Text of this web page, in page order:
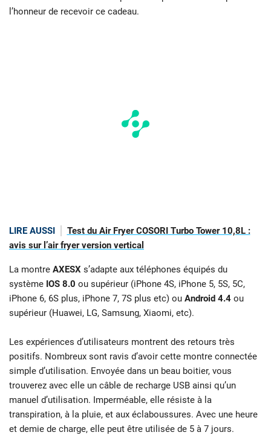
l’honneur de recevoir ce cadeau.
LIRE AUSSI
Test du Air Fryer COSORI Turbo Tower 10,8L :
avis sur l’air fryer version vertical
La montre AXESX s’adapte aux téléphones équipés du
système IOS 8.0 ou supérieur (iPhone 4S, iPhone 5, 5S, 5C,
iPhone 6, 6S plus, iPhone 7, 7S plus etc) ou Android 4.4 ou
supérieur (Huawei, LG, Samsung, Xiaomi, etc).
Les expériences d’utilisateurs montrent des retours très
positifs. Nombreux sont ravis d’avoir cette montre connectée
simple d’utilisation. Envoyée dans un beau boitier, vous
trouverez avec elle un câble de recharge USB ainsi qu’un
manuel d’utilisation. Imperméable, elle résiste à la
transpiration, à la pluie, et aux éclaboussures. Avec une heure
et demie de charge, elle peut être utilisée de 5 à 7 jours.